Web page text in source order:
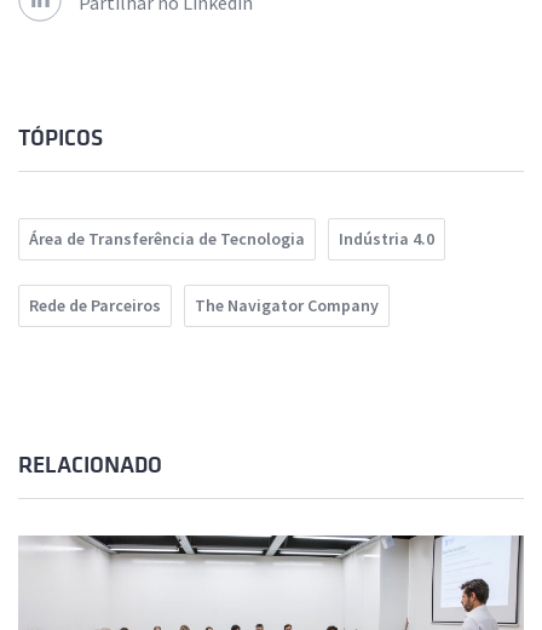
TÓPICOS
Área de Transferência de Tecnologia Indústria 4.0
Rede de Parceiros The Navigator Company
RELACIONADO